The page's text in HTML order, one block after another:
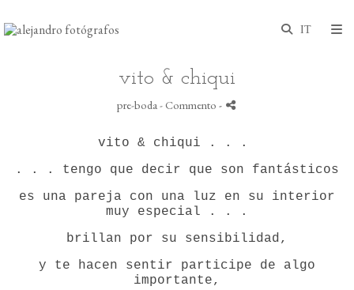
vito & chiqui
pre-boda- Commento -
vito & chiqui . . .
. . . tengo que decir que son fantásticos
es una pareja con una luz en su interior
muy especial . . .
brillan por su sensibilidad,
y te hacen sentir participe de algo
importante,